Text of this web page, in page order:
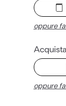
oppure
oppure